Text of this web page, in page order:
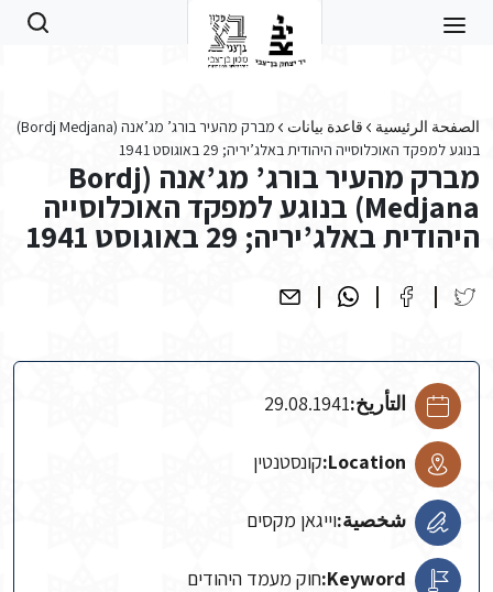
الصفحة الرئيسية قاعدة بيانات
מברק מהעיר בורג’ מג’אנה (Bordj Medjana)
בנוגע למפקד האוכלוסייה היהודית באלג’יריה; 29 באוגוסט 1941
מברק מהעיר בורג’ מג’אנה (Bordj
Medjana) בנוגע למפקד האוכלוסייה
היהודית באלג’יריה; 29 באוגוסט 1941
التأريخ:29.08.1941
Location: קונסטנטין
شخصية:וייגאן מקסים
Keyword: חוק מעמד היהודים